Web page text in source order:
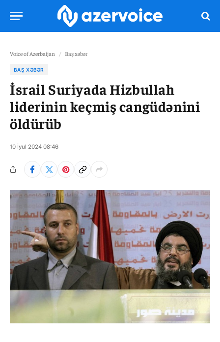
Voice of Azerbaijan / Baş xəbər
BAŞ XƏBƏR
İsrail Suriyada Hizbullah
liderinin keçmiş cangüdənini
öldürüb
10 İyul 2024 08:46